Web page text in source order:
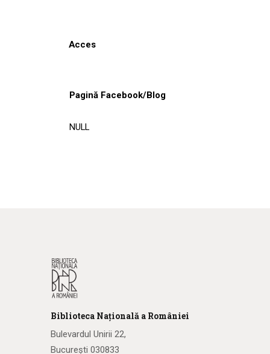
Acces
Pagină Facebook/Blog
NULL
Biblioteca Națională a României
Bulevardul Unirii 22,
București 030833